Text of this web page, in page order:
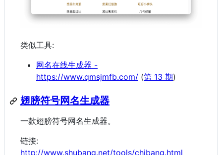
类似工具:
网名在线生成器 -
https://www.qmsjmfb.com/ (第 13 期)
翅膀符号网名生成器
一款翅膀符号网名生成器。
链接:
http://www.shubang.net/tools/chibang.html